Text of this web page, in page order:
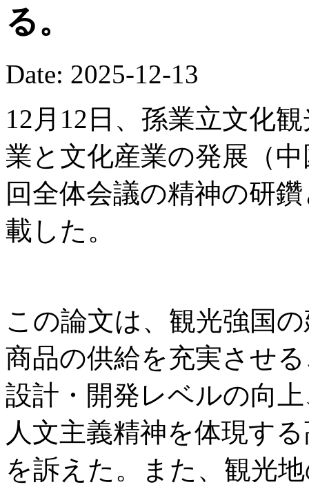
る。
Date: 2025-12-13
12月12日、孫業立文化
業と文化産業の発展（
回全体会議の精神の研
載した。
この論文は、観光強国
商品の供給を充実させ
設計・開発レベルの向
人文主義精神を体現す
を訴えた。また、観光